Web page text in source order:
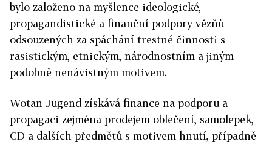
bylo založeno na myšlence ideologické,
propagandistické a finanční podpory vězňů
odsouzených za spáchání trestné činnosti s
rasistickým, etnickým, národnostním a jiným
podobně nenávistným motivem.
Wotan Jugend získává finance na podporu a
propagaci zejména prodejem oblečení, samolepek,
CD a dalších předmětů s motivem hnutí, případně